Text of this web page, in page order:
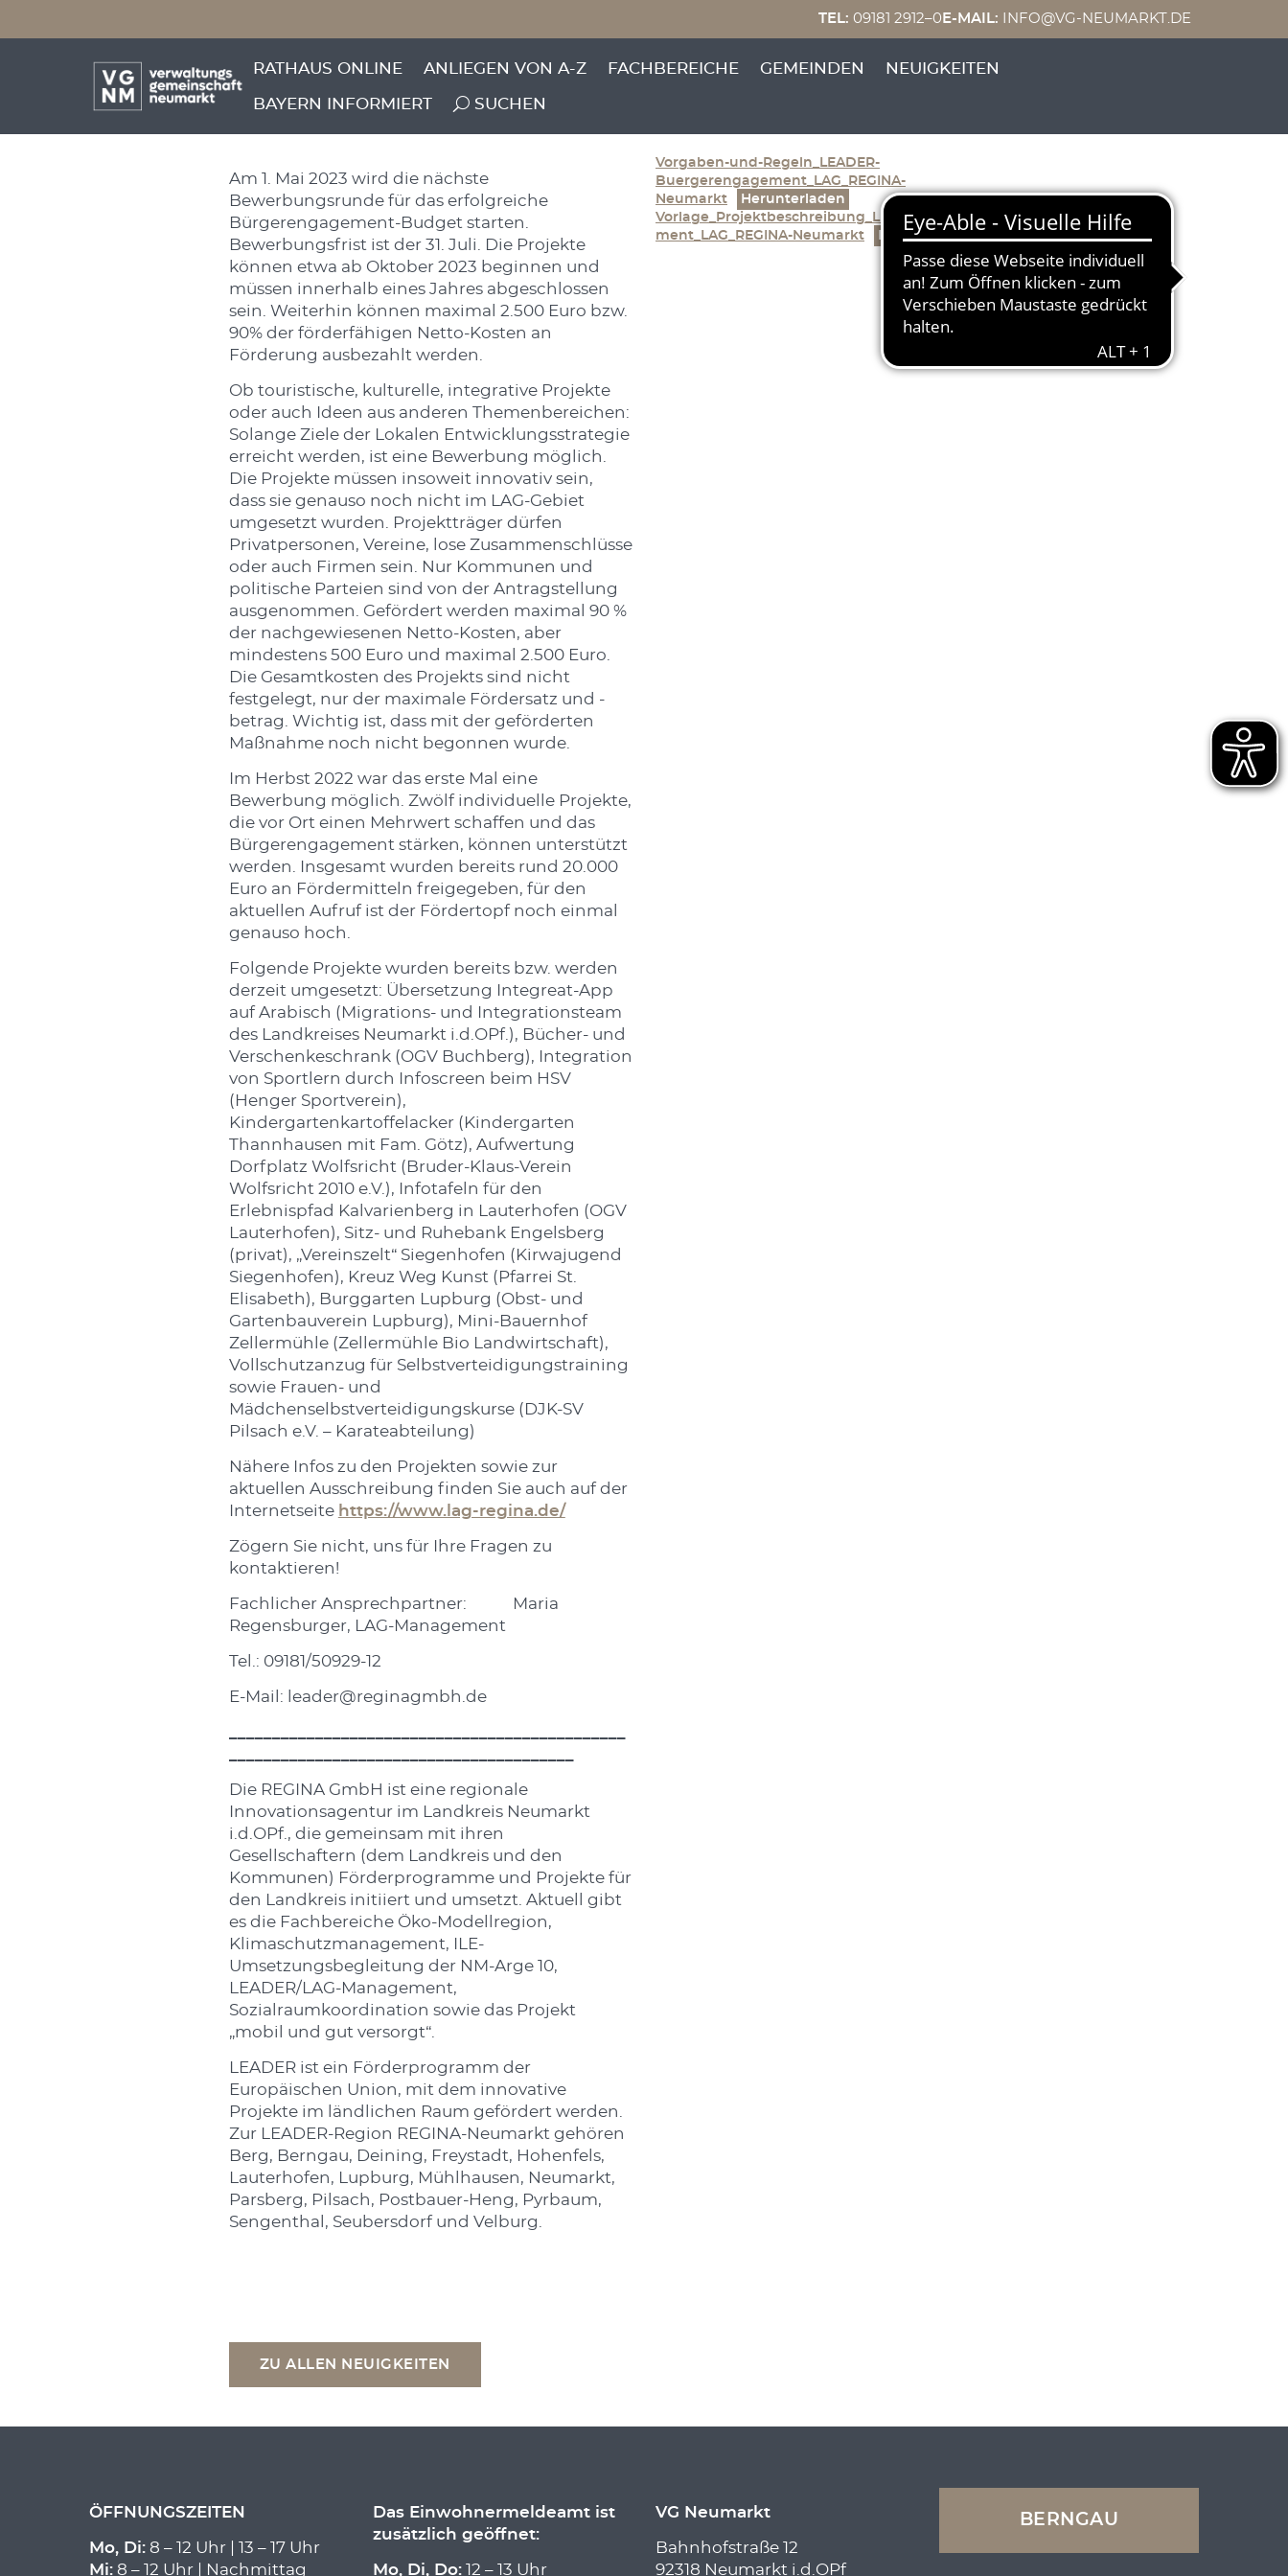
TEL: 09181 2912–0 E-MAIL: INFO@VG-NEUMARKT.DE
RATHAUS ONLINE
ANLIEGEN VON A-Z FACHBEREICHE GEMEINDEN NEUIGKEITEN
BAYERN INFORMIERT SUCHEN
Neue Antragsrunde Leader Kleinprojekte
Am 1. Mai 2023 wird die nächste
Bewerbungsrunde für das erfolgreiche
Bürgerengagement-Budget starten.
Bewerbungsfrist ist der 31. Juli. Die Projekte
können etwa ab Oktober 2023 beginnen und
müssen innerhalb eines Jahres abgeschlossen
sein. Weiterhin können maximal 2.500 Euro bzw.
90% der förderfähigen Netto-Kosten an
Förderung ausbezahlt werden.
Ob touristische, kulturelle, integrative Projekte
oder auch Ideen aus anderen Themenbereichen:
Solange Ziele der Lokalen Entwicklungsstrategie
erreicht werden, ist eine Bewerbung möglich.
Die Projekte müssen insoweit innovativ sein,
dass sie genauso noch nicht im LAG-Gebiet
umgesetzt wurden. Projektträger dürfen
Privatpersonen, Vereine, lose Zusammenschlüsse
oder auch Firmen sein. Nur Kommunen und
politische Parteien sind von der Antragstellung
ausgenommen. Gefördert werden maximal 90 %
der nachgewiesenen Netto-Kosten, aber
mindestens 500 Euro und maximal 2.500 Euro.
Die Gesamtkosten des Projekts sind nicht
festgelegt, nur der maximale Fördersatz und -
betrag. Wichtig ist, dass mit der geförderten
Maßnahme noch nicht begonnen wurde.
Im Herbst 2022 war das erste Mal eine
Bewerbung möglich. Zwölf individuelle Projekte,
die vor Ort einen Mehrwert schaffen und das
Bürgerengagement stärken, können unterstützt
werden. Insgesamt wurden bereits rund 20.000
Euro an Fördermitteln freigegeben, für den
aktuellen Aufruf ist der Fördertopf noch einmal
genauso hoch.
Folgende Projekte wurden bereits bzw. werden
derzeit umgesetzt: Übersetzung Integreat-App
auf Arabisch (Migrations- und Integrationsteam
des Landkreises Neumarkt i.d.OPf.), Bücher- und
Verschenkeschrank (OGV Buchberg), Integration
von Sportlern durch Infoscreen beim HSV
(Henger Sportverein),
Kindergartenkartoffelacker (Kindergarten
Thannhausen mit Fam. Götz), Aufwertung
Dorfplatz Wolfsricht (Bruder-Klaus-Verein
Wolfsricht 2010 e.V.), Infotafeln für den
Erlebnispfad Kalvarienberg in Lauterhofen (OGV
Lauterhofen), Sitz- und Ruhebank Engelsberg
(privat), „Vereinszelt“ Siegenhofen (Kirwajugend
Siegenhofen), Kreuz Weg Kunst (Pfarrei St.
Elisabeth), Burggarten Lupburg (Obst- und
Gartenbauverein Lupburg), Mini-Bauernhof
Zellermühle (Zellermühle Bio Landwirtschaft),
Vollschutzanzug für Selbstverteidigungstraining
sowie Frauen- und
Mädchenselbstverteidigungskurse (DJK-SV
Pilsach e.V. – Karateabteilung)
Nähere Infos zu den Projekten sowie zur
aktuellen Ausschreibung finden Sie auch auf der
Internetseite https://www.lag-regina.de/
Zögern Sie nicht, uns für Ihre Fragen zu
kontaktieren!
Fachlicher Ansprechpartner: Maria
Regensburger, LAG-Management
Tel.: 09181/50929-12
E-Mail: leader@reginagmbh.de
Die REGINA GmbH ist eine regionale
Innovationsagentur im Landkreis Neumarkt
i.d.OPf., die gemeinsam mit ihren
Gesellschaftern (dem Landkreis und den
Kommunen) Förderprogramme und Projekte für
den Landkreis initiiert und umsetzt. Aktuell gibt
es die Fachbereiche Öko-Modellregion,
Klimaschutzmanagement, ILE-
Umsetzungsbegleitung der NM-Arge 10,
LEADER/LAG-Management,
Sozialraumkoordination sowie das Projekt
„mobil und gut versorgt“.
LEADER ist ein Förderprogramm der
Europäischen Union, mit dem innovative
Projekte im ländlichen Raum gefördert werden.
Zur LEADER-Region REGINA-Neumarkt gehören
Berg, Berngau, Deining, Freystadt, Hohenfels,
Lauterhofen, Lupburg, Mühlhausen, Neumarkt,
Parsberg, Pilsach, Postbauer-Heng, Pyrbaum,
Sengenthal, Seubersdorf und Velburg.
Vorgaben-und-Regeln_LEADER-
Buergerengagement_LAG_REGINA-
Neumarkt
Herunterladen
Vorlage_Projektbeschreibung_LEADER_Buergerengage
ment_LAG_REGINA-Neumarkt
Herunterladen
ZU ALLEN NEUIGKEITEN
ÖFFNUNGSZEITEN
Mo, Di: 8 – 12 Uhr | 13 – 17 Uhr
Mi: 8 – 12 Uhr | Nachmittag
Das Einwohnermeldeamt ist
zusätzlich geöffnet:
Mo, Di, Do:12 – 13 Uhr
VG Neumarkt
Bahnhofstraße 12
92318 Neumarkt i.d.OPf
BERNGAU